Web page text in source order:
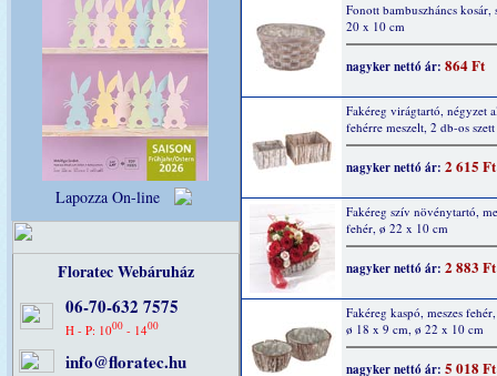
Lapozza On-line
Floratec Webáruház
06-70-632 7575
H - P: 1000- 1400
info@floratec.hu
Fonott bambuszháncs kosár,
20 x 10 cm
nagyker nettó ár: 864 Ft
Fakéreg virágtartó, négyzet
fehérre meszelt, 2 db-os szett
nagyker nettó ár: 2 615 Ft
Fakéreg szív növénytartó,
fehér, ø 22 x 10 cm
nagyker nettó ár: 2 883 Ft
Fakéreg kaspó, meszes
ø 18 x 9 cm, ø 22 x 10 cm
nagyker nettó ár: 5 018 Ft